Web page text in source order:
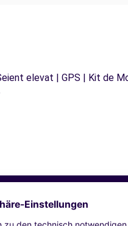
elevat | GPS | Kit de